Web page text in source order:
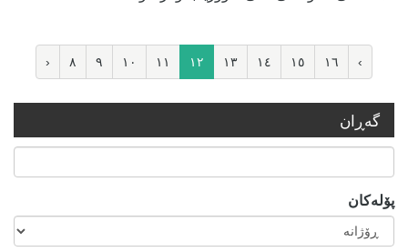
‹ ٨ ٩ ١٠ ١١ ١٢ ١٣ ١٤ ١٥ ١٦ ›
گه‌ڕان
پۆلەکان